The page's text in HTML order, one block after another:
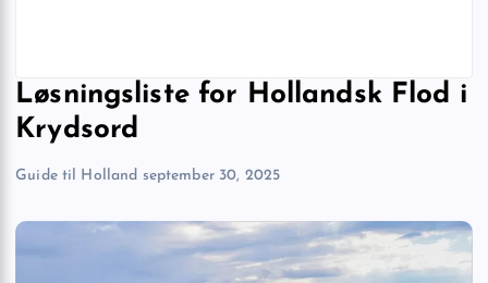
Løsningsliste for Hollandsk Flod i
Krydsord
Guide til Holland september 30, 2025